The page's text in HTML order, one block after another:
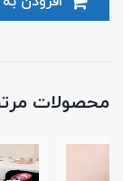
محصولات